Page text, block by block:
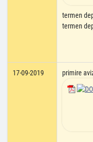
termen
termen
17-09-2019
primire